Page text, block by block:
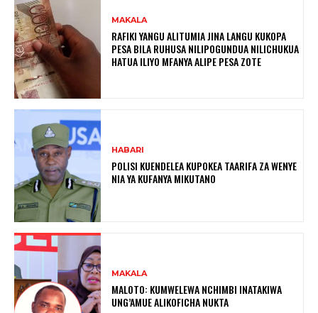
MAKALA
RAFIKI YANGU ALITUMIA JINA LANGU KUKOPA
PESA BILA RUHUSA NILIPOGUNDUA NILICHUKUA
HATUA ILIYO MFANYA ALIPE PESA ZOTE
HABARI
POLISI KUENDELEA KUPOKEA TAARIFA ZA WENYE
NIA YA KUFANYA MIKUTANO
MAKALA
MALOTO: KUMWELEWA NCHIMBI INATAKIWA
UNG’AMUE ALIKOFICHA NUKTA